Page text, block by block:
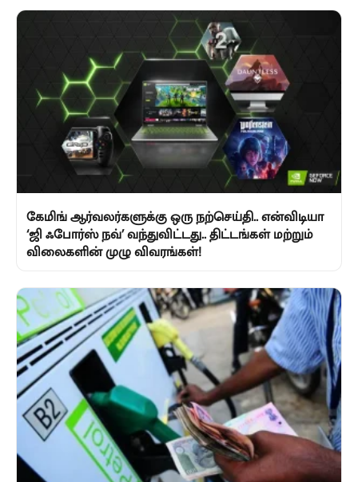
கேமிங் ஆர்வலர்களுக்கு ஒரு நற்செய்தி.. என்விடியா
‘ஜி ஃபோர்ஸ் நவ்’ வந்துவிட்டது.. திட்டங்கள் மற்றும்
விலைகளின் முழு விவரங்கள்!